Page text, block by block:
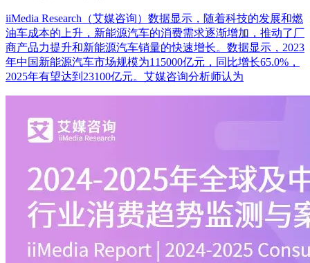
iiMedia Research（艾媒咨询）数据显示，随着科技的发展和燃
油车成本的上升，新能源汽车的消费需求逐渐增加，推动了厂
商产品力提升和新能源汽车销量的快速增长。数据显示，2023
年中国新能源汽车市场规模为115000亿元，同比增长65.0%，
2025年有望达到23100亿元。艾媒咨询分析师认为